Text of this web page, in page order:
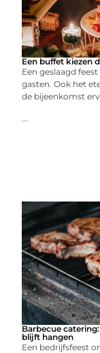
Een buffet kiezen
Een geslaagd
gasten. Ook het
de bijeenkomst
...
Barbecue
blijft hangen
Een bedrijfsfeest